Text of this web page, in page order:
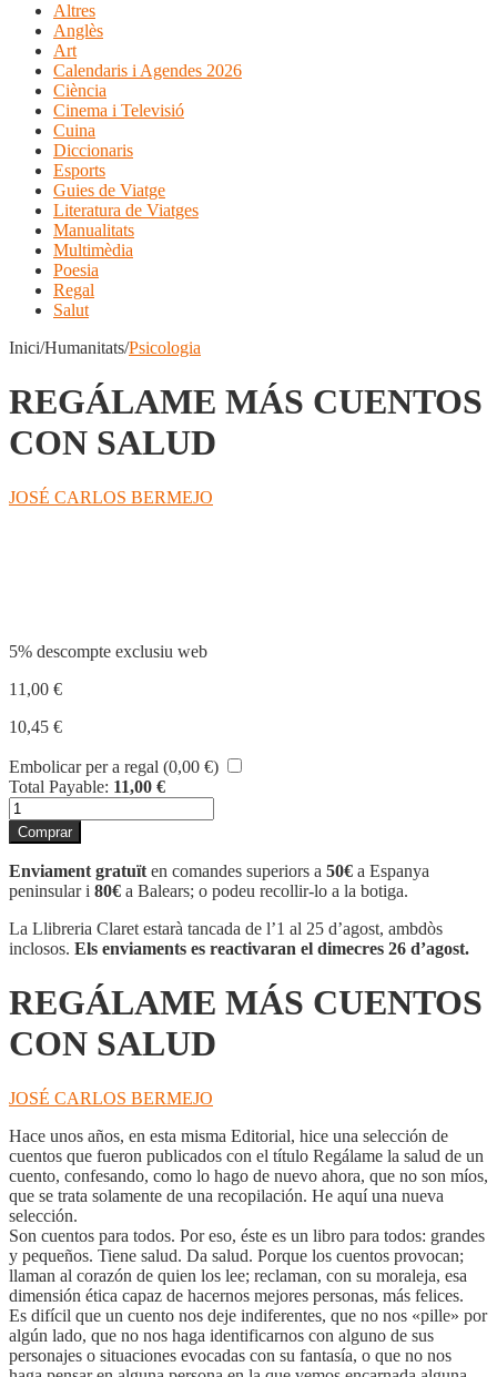
Altres
Anglès
Art
Calendaris i Agendes 2026
Ciència
Cinema i Televisió
Cuina
Diccionaris
Esports
Guies de Viatge
Literatura de Viatges
Manualitats
Multimèdia
Poesia
Regal
Salut
Inici/Humanitats/Psicologia
REGÁLAME MÁS CUENTOS
CON SALUD
JOSÉ CARLOS BERMEJO
5% descompte exclusiu web
11,00 €
10,45 €
Embolicar per a regal (0,00 €)
Total Payable: 11,00 €
quantitat
de
REGÁLAME
MÁS
CUENTOS
CON
SALUD
Comprar
Enviament gratuït en comandes superiors a 50€ a Espanya
peninsular i 80€ a Balears; o podeu recollir-lo a la botiga.
La Llibreria Claret estarà tancada de l’1 al 25 d’agost, ambdòs
inclosos. Els enviaments es reactivaran el dimecres 26 d’agost.
REGÁLAME MÁS CUENTOS
CON SALUD
JOSÉ CARLOS BERMEJO
Hace unos años, en esta misma Editorial, hice una selección de
cuentos que fueron publicados con el título Regálame la salud de un
cuento, confesando, como lo hago de nuevo ahora, que no son míos,
que se trata solamente de una recopilación. He aquí una nueva
selección.
Son cuentos para todos. Por eso, éste es un libro para todos: grandes
y pequeños. Tiene salud. Da salud. Porque los cuentos provocan;
llaman al corazón de quien los lee; reclaman, con su moraleja, esa
dimensión ética capaz de hacernos mejores personas, más felices.
Es difícil que un cuento nos deje indiferentes, que no nos «pille» por
algún lado, que no nos haga identificarnos con alguno de sus
personajes o situaciones evocadas con su fantasía, o que no nos